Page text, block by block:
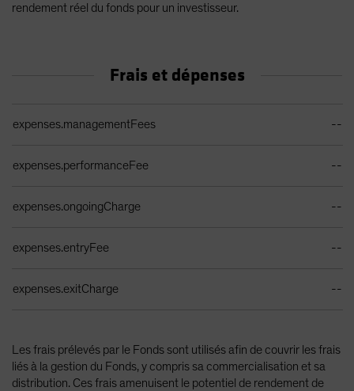
rendement réel du fonds pour un investisseur.
Frais et dépenses
expenses.managementFees --
expenses.performanceFee --
expenses.ongoingCharge --
expenses.entryFee --
expenses.exitCharge --
Les frais prélevés par le Fonds sont utilisés afin de couvrir les frais
liés à la gestion du Fonds, y compris sa commercialisation et sa
distribution. Ces frais amenuisent le potentiel de rendement de